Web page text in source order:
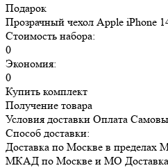
Подарок
Прозрачный чехол Apple iPhone
Стоимость набора:
0
Экономия:
0
Купить комплект
Получение товара
Условия доставки Оплата
Способ доставки:
Доставка по Москве в
МКАД по Москве и МО Доставка